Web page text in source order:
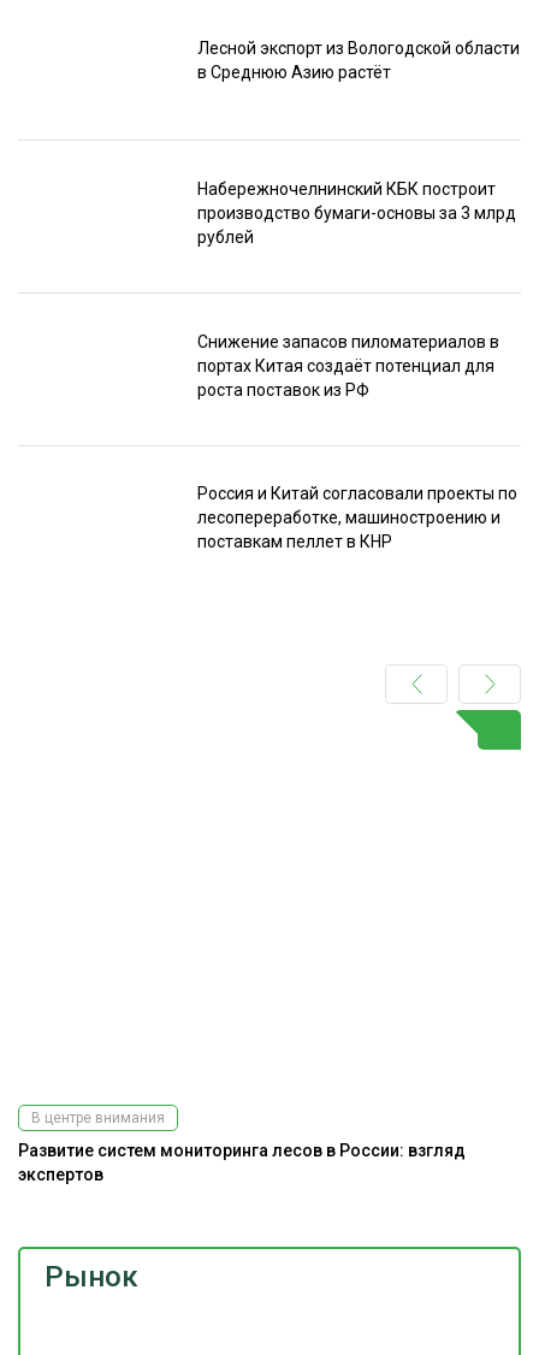
Лесной экспорт из Вологодской области
в Среднюю Азию растёт
Набережночелнинский КБК построит
производство бумаги-основы за 3 млрд
рублей
Снижение запасов пиломатериалов в
портах Китая создаёт потенциал для
роста поставок из РФ
Россия и Китай согласовали проекты по
лесопереработке, машиностроению и
поставкам пеллет в КНР
Рынок
В центре внимания
Развитие систем мониторинга лесов в России: взгляд
экспертов